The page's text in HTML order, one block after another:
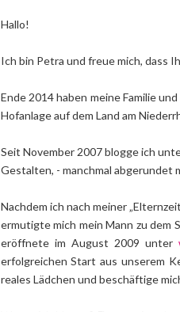
Hallo!
Ich bin Petra und freue mich, dass
Ende 2014 haben meine Familie
Hofanlage auf dem Land am
Seit November 2007 blogge ich
Gestalten, - manchmal abgerundet
Nachdem ich nach meiner
ermutigte mich mein Mann zu dem
eröffnete im August 2009 unter
erfolgreichen Start aus unserem
reales Lädchen und beschäftige